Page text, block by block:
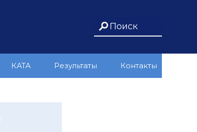
КАТА Результаты Контакты